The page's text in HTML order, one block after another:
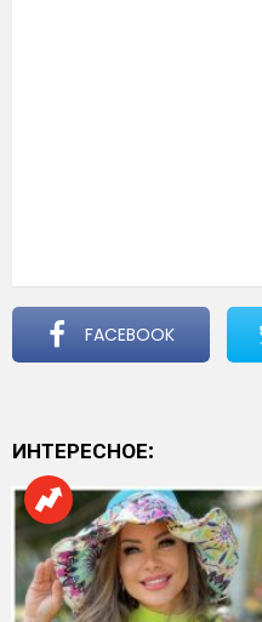
FACEBOOK
ИНТЕРЕСНОЕ: